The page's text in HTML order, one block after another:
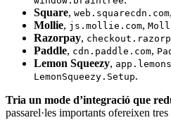
Square, web.squarecdn.com,
Mollie, js.mollie.com,
Razorpay,
Paddle, cdn.paddle.com,
Lemon Squeezy,
LemonSqueezy.Setup.
Tria un mode d’integració que
passarel·les importants ofereixen